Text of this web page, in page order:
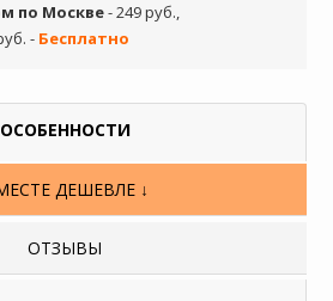
по Москве- 249 руб.,
- Бесплатно
ОСОБЕННОСТИ
ДЕШЕВЛЕ ↓
ОТЗЫВЫ